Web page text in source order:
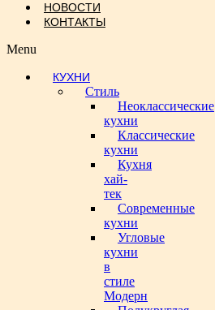
НОВОСТИ
КОНТАКТЫ
Menu
КУХНИ
Стиль
Неоклассические
кухни
Классические
кухни
Кухня
хай-
тек
Современные
кухни
Угловые
кухни
в
стиле
Модерн